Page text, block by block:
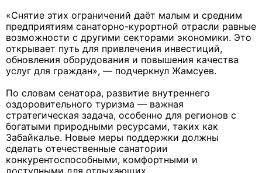
«Снятие этих ограничений даёт малым и средним
предприятиям санаторно-курортной отрасли равные
возможности с другими секторами экономики. Это
открывает путь для привлечения инвестиций,
обновления оборудования и повышения качества
услуг для граждан», — подчеркнул Жамсуев.
По словам сенатора, развитие внутреннего
оздоровительного туризма — важная
стратегическая задача, особенно для регионов с
богатыми природными ресурсами, таких как
Забайкалье. Новые меры поддержки должны
сделать отечественные санатории
конкурентоспособными, комфортными и